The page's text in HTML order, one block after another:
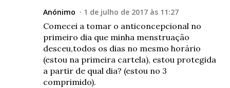
Anónimo 1 de julho de 2017 às 11:27
Comecei a tomar o anticoncepcional no
primeiro dia que minha menstruação
desceu,todos os dias no mesmo horário
(estou na primeira cartela), estou protegida
a partir de qual dia? (estou no 3
comprimido).